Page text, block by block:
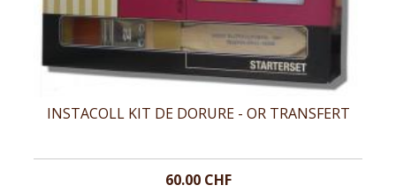
INSTACOLL KIT DE DORURE - OR TRANSFERT
60.00 CHF